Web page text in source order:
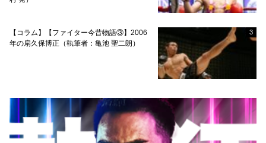
【コラム】【ファイター今昔物語③】2006
年の扇久保博正（執筆者：亀池 聖二朗）
3